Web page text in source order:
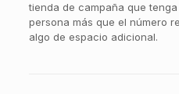
tienda de campaña que
persona más que el número
algo de espacio adicional.